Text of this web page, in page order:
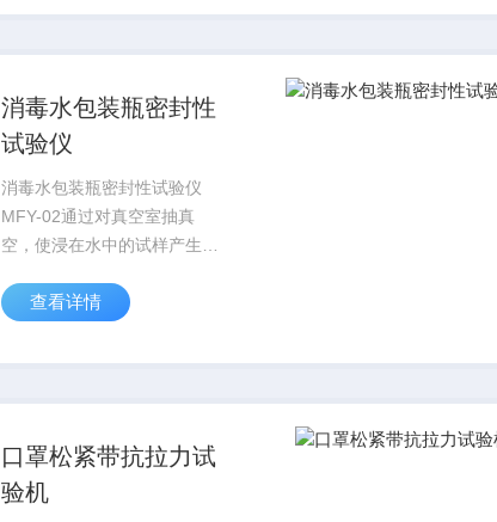
膜、薄片、隔膜、纸张、箔
消毒水包装瓶密封性
试验仪
消毒水包装瓶密封性试验仪
MFY-02通过对真空室抽真
空，使浸在水中的试样产生内
情况，以此判定试样的密封性
试样产生内外压差，观测试样
查看详情
口罩松紧带抗拉力试
验机